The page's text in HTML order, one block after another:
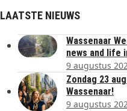
LAATSTE NIEUWS
Wassenaar
news and life
9 augustus
Zondag 23
Wassenaar!
9 augustus